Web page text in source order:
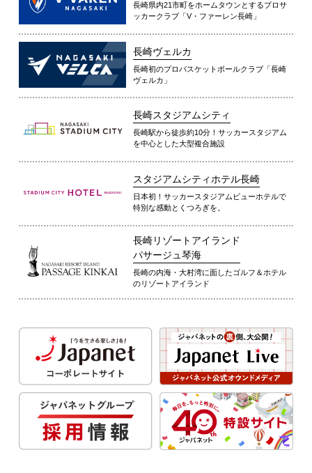
長崎県内21市町をホームタウンとするプロサ
ッカークラブ「V・ファーレン長崎」
長崎ヴェルカ
長崎初のプロバスケットボールクラブ「長崎
ヴェルカ」
長崎スタジアムシティ
長崎駅から徒歩約10分！サッカースタジアム
を中心とした大型複合施設
スタジアムシティホテル長崎
日本初！サッカースタジアムビューホテルで
特別な感動とくつろぎを。
長崎リゾートアイランド
パサージュ琴海
長崎の内海・大村湾に面したゴルフ＆ホテル
のリゾートアイランド